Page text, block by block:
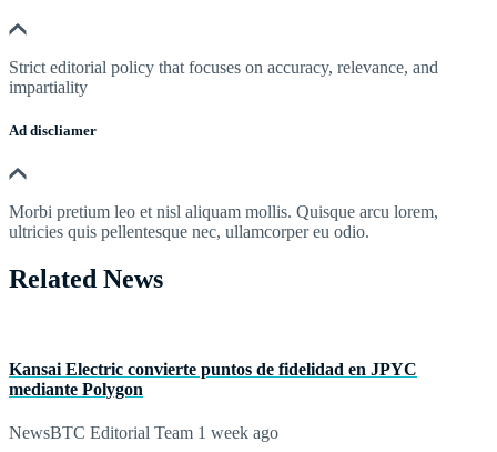
Strict editorial policy that focuses on accuracy, relevance, and
impartiality
Ad discliamer
Morbi pretium leo et nisl aliquam mollis. Quisque arcu lorem,
ultricies quis pellentesque nec, ullamcorper eu odio.
Related News
Kansai Electric convierte puntos de fidelidad en JPYC
mediante Polygon
NewsBTC Editorial Team 1 week ago